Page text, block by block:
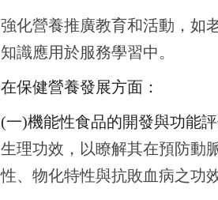
強化營養推廣教育和活動，如
知識應用於服務學習中。
在保健營養發展方面：
(一)機能性食品的開發與功能
生理功效，以瞭解其在預防動
性、物化特性與抗敗血病之功